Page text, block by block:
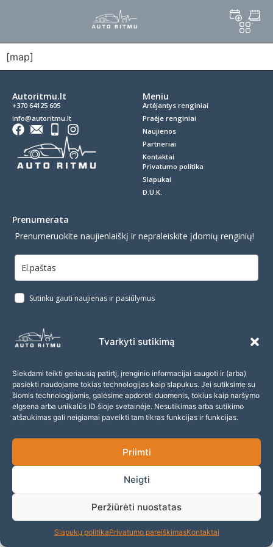
Tvarkyti sutikimą
Siekdami teikti geriausią patirtį, įrenginio informacijai saugoti ir (arba)
pasiekti naudojame tokias technologijas kaip slapukus. Jei sutiksime su
šiomis technologijomis, galėsime apdoroti duomenis, tokius kaip naršymo
elgsena arba unikalūs ID šioje svetainėje. Nesutikimas arba sutikimo
atšaukimas gali neigiamai paveikti tam tikras funkcijas ir funkcijas.
Priimti
Neigti
Peržiūrėti nuostatas
Slapukų politikaPrivatumo pareiškimasKontaktai
[map]
Autoritmu.lt
+370 64125 605
info@autoritmu.lt
Meniu
Artėjantys renginiai
Praėje renginiai
Naujienos
Partneriai
Kontaktai
Privatumo politika
Slapukai
D.U.K.
Prenumerata
Prenumeruokite naujienlaiškį ir nepraleiskite įdomių renginių!
Sutinku gauti naujienas ir pasiūlymus